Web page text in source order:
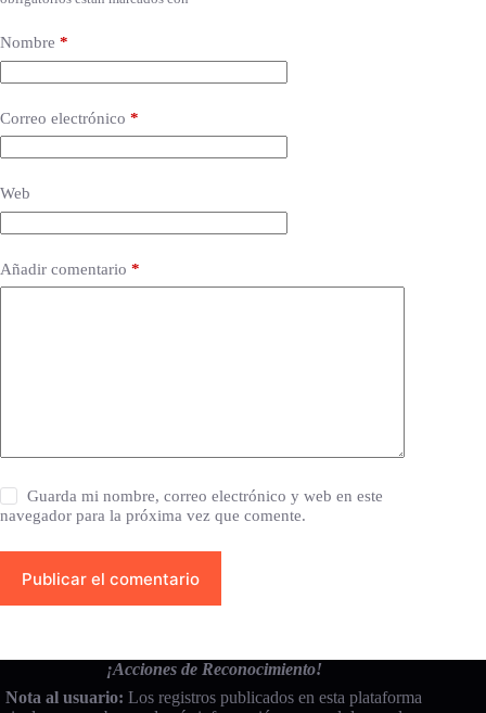
Nombre *
Correo electrónico *
Web
Añadir comentario *
Guarda mi nombre, correo electrónico y web en este
navegador para la próxima vez que comente.
Publicar el comentario
¡Acciones de Reconocimiento!
Nota al usuario: Los registros publicados en esta plataforma